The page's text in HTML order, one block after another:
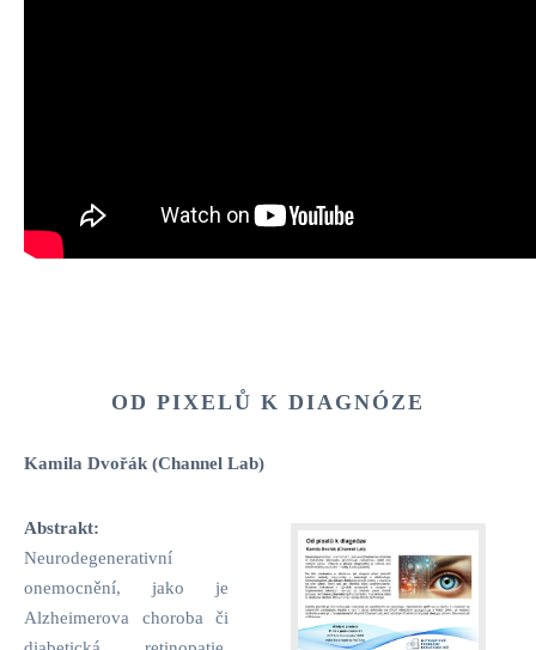
OD PIXELŮ K DIAGNÓZE
Kamila Dvořák (Channel Lab)
Abstrakt:
Neurodegenerativní
onemocnění, jako je
Alzheimerova choroba či